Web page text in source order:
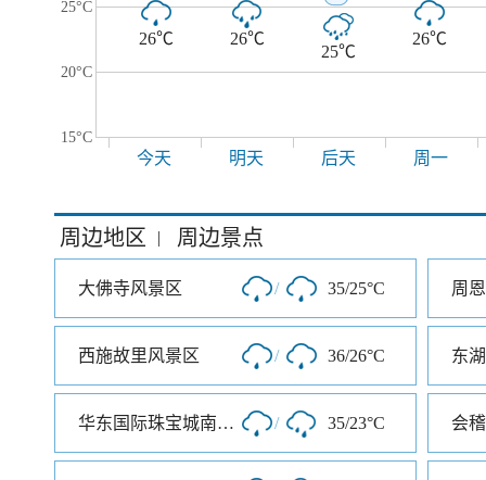
25°C
20°C
15°C
26℃ 26℃
25℃
26℃
今天 明天 后天 周一
周边地区 | 周边景点
大佛寺风景区 / 35/25°C 周
西施故里风景区 / 36/26°C 东
华东国际珠宝城南大门 / 35/23°C 会